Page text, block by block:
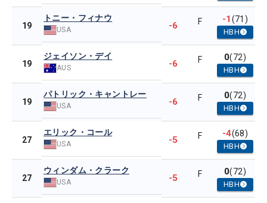
19
トニー・フィナウ
USA -6 F -1(71)
HBH
19
ジェイソン・デイ
AUS -6 F 0(72)
HBH
19
パトリック・キャントレー
USA -6 F 0(72)
HBH
27
エリック・コール
USA -5 F -4(68)
HBH
27
ウィンダム・クラーク
USA -5 F 0(72)
HBH